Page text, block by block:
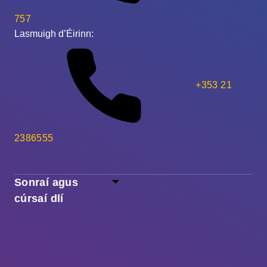
Sonraí agus
cúrsaí dlí
757
Lasmuigh d’Éirinn:
+353 21
2386555